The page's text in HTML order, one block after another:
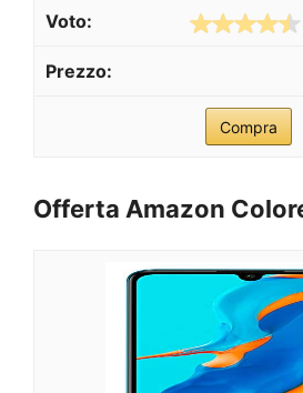
Compra
Offerta Amazon